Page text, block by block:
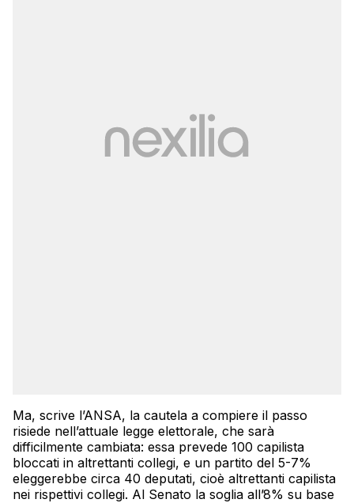
Ma, scrive l’ANSA, la cautela a compiere il passo
risiede nell’attuale legge elettorale, che sarà
difficilmente cambiata: essa prevede 100 capilista
bloccati in altrettanti collegi, e un partito del 5-7%
eleggerebbe circa 40 deputati, cioè altrettanti capilista
nei rispettivi collegi. Al Senato la soglia all’8% su base